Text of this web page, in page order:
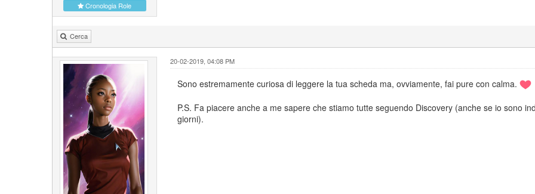
Cronologia Role
Cerca
20-02-2019, 04:08 PM
Sono estremamente curiosa di leggere la tua scheda ma, ovviamente, fai pure con calma.
P.S. Fa piacere anche a me sapere che stiamo tutte seguendo Discovery (anche se io sono
giorni).